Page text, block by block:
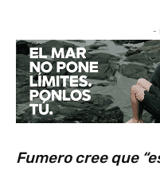
-
Fumero cree que